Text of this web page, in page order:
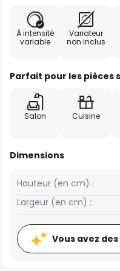
À intensité
variable
Variateur
non inclus
Parfait pour les pièces
Salon Cuisine
Dimensions
Largeur (en cm) :
Hauteur (en cm) :
Vous avez